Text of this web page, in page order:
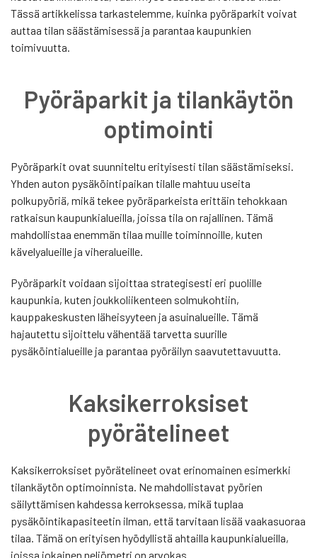
Tässä artikkelissa tarkastelemme, kuinka pyöräparkit voivat
auttaa tilan säästämisessä ja parantaa kaupunkien
toimivuutta.
Pyöräparkit ja tilankäytön
optimointi
Pyöräparkit ovat suunniteltu erityisesti tilan säästämiseksi.
Yhden auton pysäköintipaikan tilalle mahtuu useita
polkupyöriä, mikä tekee pyöräparkeista erittäin tehokkaan
ratkaisun kaupunkialueilla, joissa tila on rajallinen. Tämä
mahdollistaa enemmän tilaa muille toiminnoille, kuten
kävelyalueille ja viheralueille.
Pyöräparkit voidaan sijoittaa strategisesti eri puolille
kaupunkia, kuten joukkoliikenteen solmukohtiin,
kauppakeskusten läheisyyteen ja asuinalueille. Tämä
hajautettu sijoittelu vähentää tarvetta suurille
pysäköintialueille ja parantaa pyöräilyn saavutettavuutta.
Kaksikerroksiset
pyörätelineet
Kaksikerroksiset pyörätelineet ovat erinomainen esimerkki
tilankäytön optimoinnista. Ne mahdollistavat pyörien
säilyttämisen kahdessa kerroksessa, mikä tuplaa
pysäköintikapasiteetin ilman, että tarvitaan lisää vaakasuoraa
tilaa. Tämä on erityisen hyödyllistä ahtailla kaupunkialueilla,
joissa jokainen neliömetri on arvokas.